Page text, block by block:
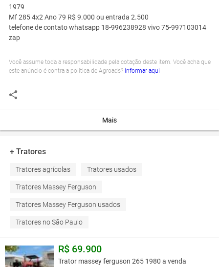
1979
Mf 285 4x2 Ano 79 R$ 9.000 ou entrada 2.500
telefone de contato whatsapp 18-996238928 vivo 75-997103014
zap
Você assume toda a responsabilidade pela cotação deste item. Você acha que
este anúncio é contra a política de Agroads? Informar aqui
Mais
+ Tratores
Tratores agrícolas Tratores usados
Tratores Massey Ferguson
Tratores Massey Ferguson usados
Tratores no São Paulo
R$ 69.900
Trator massey ferguson 265 1980 a venda